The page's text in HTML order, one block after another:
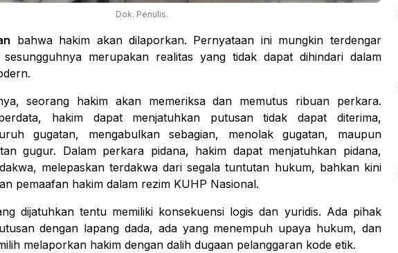
Dok. Penulis.
bahwa hakim akan dilaporkan. Pernyataan ini mungkin terdengar
merupakan realitas yang tidak dapat dihindari dalam
seorang hakim akan memeriksa dan memutus ribuan perkara.
hakim dapat menjatuhkan putusan tidak dapat diterima,
gugatan, mengabulkan sebagian, menolak gugatan, maupun
gugur. Dalam perkara pidana, hakim dapat menjatuhkan pidana,
melepaskan terdakwa dari segala tuntutan hukum, bahkan kini
pemaafan hakim dalam rezim KUHP Nasional.
dijatuhkan tentu memiliki konsekuensi logis dan yuridis. Ada pihak
dengan lapang dada, ada yang menempuh upaya hukum, dan
melaporkan hakim dengan dalih dugaan pelanggaran kode etik.